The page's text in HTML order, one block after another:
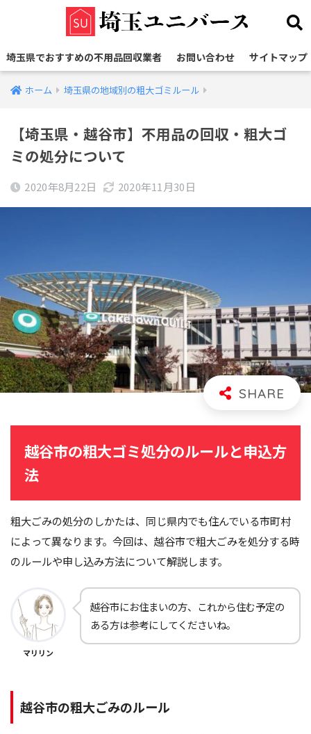
埼玉県でおすすめの不用品回収業者 お問い合わせ サイトマップ
ホーム 埼玉県の地域別の粗大ゴミルール
【埼玉県・越谷市】不用品の回収・粗大ゴ
ミの処分について
2020年8月22日 2020年11月30日
越谷市の粗大ゴミ処分のルールと申込方
法
粗大ごみの処分のしかたは、同じ県内でも住んでいる市町村
によって異なります。今回は、越谷市で粗大ごみを処分する時
のルールや申し込み方法について解説します。
マリリン
越谷市にお住まいの方、これから住む予定の
ある方は参考にしてくださいね。
越谷市の粗大ごみのルール